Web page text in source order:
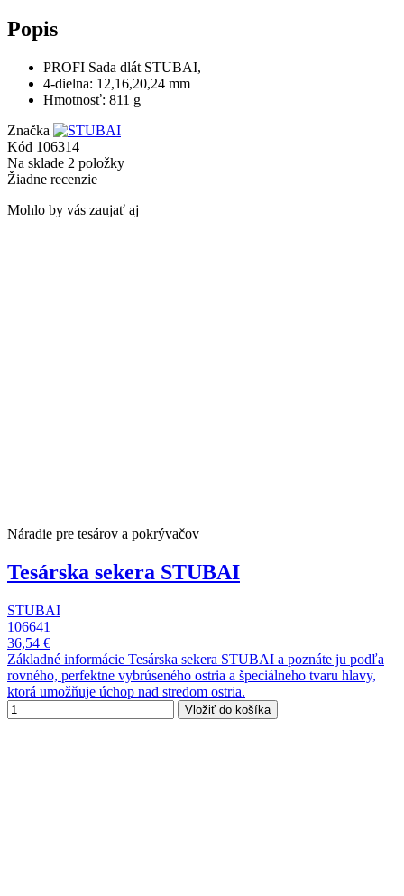
Popis
PROFI Sada dlát STUBAI,
4-dielna: 12,16,20,24 mm
Hmotnosť: 811 g
Značka
Kód 106314
Na sklade 2 položky
Žiadne recenzie
Mohlo by vás zaujať aj
Náradie pre tesárov a pokrývačov
Tesárska sekera STUBAI
STUBAI
106641
36,54 €
Základné informácie Tesárska sekera STUBAI a poznáte ju podľa
rovného, perfektne vybrúseného ostria a špeciálneho tvaru hlavy,
ktorá umožňuje úchop nad stredom ostria.
Vložiť do košíka